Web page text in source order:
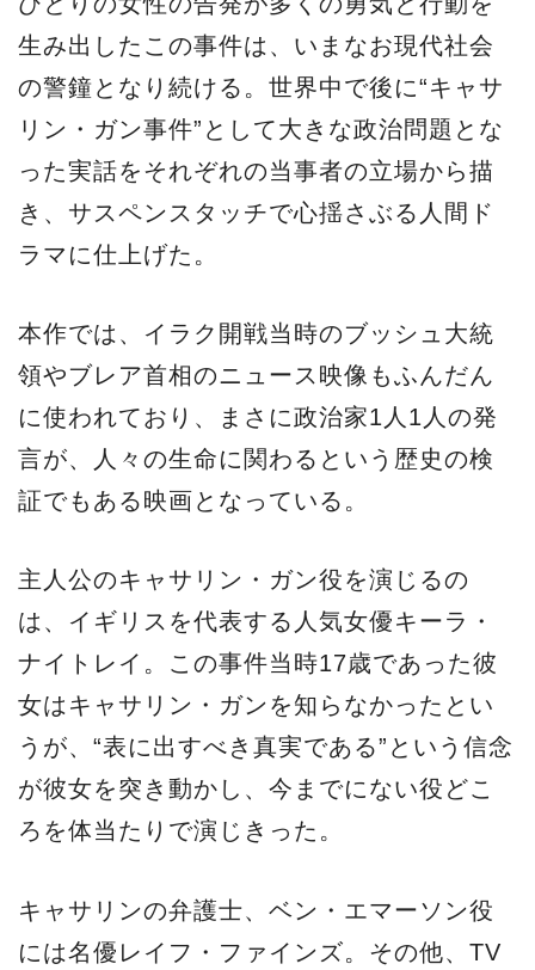
生み出したこの事件は、いまなお現代社会
の警鐘となり続ける。世界中で後に“キャサ
リン・ガン事件”として大きな政治問題とな
った実話をそれぞれの当事者の立場から描
き、サスペンスタッチで心揺さぶる人間ド
ラマに仕上げた。
本作では、イラク開戦当時のブッシュ大統
領やブレア首相のニュース映像もふんだん
に使われており、まさに政治家1人1人の発
言が、人々の生命に関わるという歴史の検
証でもある映画となっている。
主人公のキャサリン・ガン役を演じるの
は、イギリスを代表する人気女優キーラ・
ナイトレイ。この事件当時17歳であった彼
女はキャサリン・ガンを知らなかったとい
うが、“表に出すべき真実である”という信念
が彼女を突き動かし、今までにない役どこ
ろを体当たりで演じきった。
キャサリンの弁護士、ベン・エマーソン役
には名優レイフ・ファインズ。その他、TV